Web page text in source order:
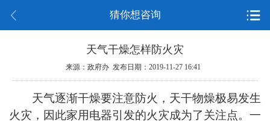
猜你想咨询
天气干燥怎样防火灾
来源：政府办 发布日期：2019-11-27 16:41
天气逐渐干燥要注意防火，天干物燥极易发生
火灾，因此家用电器引发的火灾成为了关注点。一